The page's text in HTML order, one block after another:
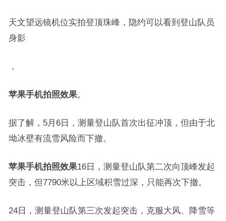
天文望远镜机位实拍登顶珠峰，隐约可以看到登山队员
身影
，
苹果手机拍照效果。
据了解，5月6日，测量登山队首次出征冲顶，但由于北
坳冰壁有流雪风险而下撤。
苹果手机拍照效果16日，测量登山队第二次向顶峰发起
突击，但7790米以上区域积雪过深，只能再次下撤。
24日，测量登山队第三次发起突击，克服大风、降雪等